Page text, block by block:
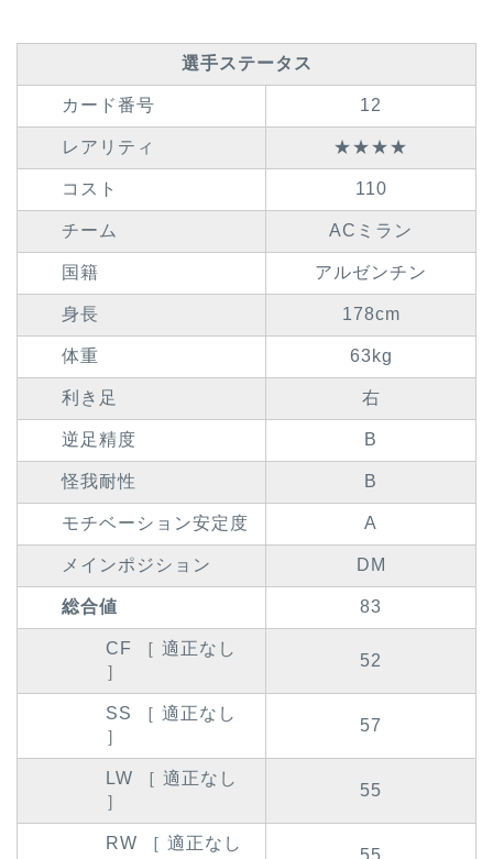
選手ステータス
カード番号 12
レアリティ ★★★★
コスト 110
チーム ACミラン
国籍 アルゼンチン
身長 178cm
体重 63kg
利き足 右
逆足精度 B
怪我耐性 B
モチベーション安定度 A
メインポジション DM
総合値 83
CF ［ 適正なし
］
52
SS ［ 適正なし
］
57
LW ［ 適正なし
］
55
RW ［ 適正なし